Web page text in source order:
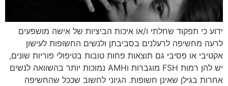
ידוע כי תפקוד שחלתי ו/או איכות הביציות של אישה מושפעים
לרעה מחשיפה לרעלנים בסביבתן ולנשים החשופות לעישון
אקטיבי או פסיבי גם תוצאות פחות טובות בטיפולי פוריות שונים,
יש להן רמות FSH מוגברות וAMH נמוכות יותר בהשוואה לנשים
אחרות בגילן שאינן חשופות. הגיוני לחשוב שככל שהחשיפה